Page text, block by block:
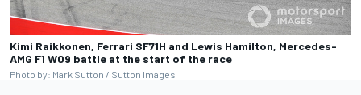
Kimi Raikkonen, Ferrari SF71H and Lewis Hamilton, Mercedes-
AMG F1 W09 battle at the start of the race
Photo by: Mark Sutton / Sutton Images